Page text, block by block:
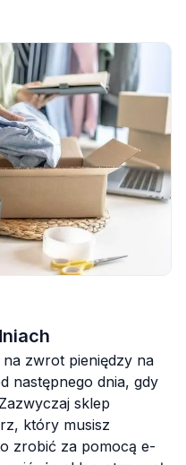
zwrot pieniędzy na
następnego dnia, gdy
sklep
który musisz
zrobić za pomocą e-